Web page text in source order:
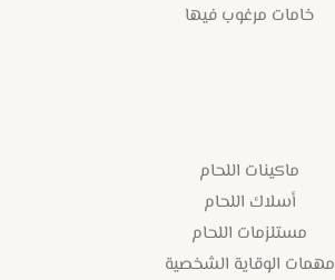
خامات مرغوب فيها
ماكينات اللحام
أسلاك اللحام
مستلزمات اللحام
مهمات الوقاية الشخصية